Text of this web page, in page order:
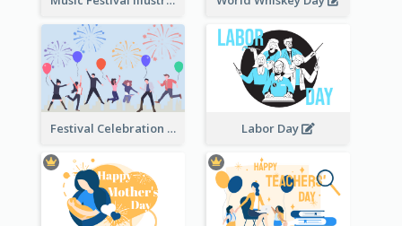
Festival Celebration Illustration Labor Day